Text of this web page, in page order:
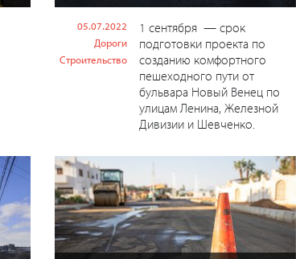
05.07.2022
Дороги
Строительство
1 сентября — срок
подготовки проекта по
созданию комфортного
пешеходного пути от
бульвара Новый Венец по
улицам Ленина, Железной
Дивизии и Шевченко.